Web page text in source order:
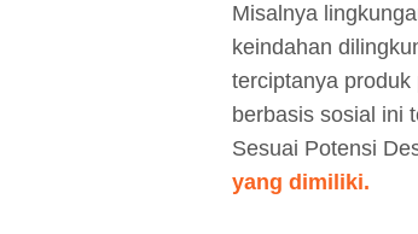
Misalnya
keindahan
terciptanya
berbasis sosial ini
Sesuai Potensi
yang dimiliki.